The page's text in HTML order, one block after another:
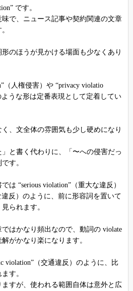
です。
味で、ニュース記事や契約関連の文章
のほうが見かける場面も少なくあり
（人権侵害）や “privacy violatio
うな形は定番表現として定着してい
、文全体の雰囲気も少し硬めになり
と書く代わりに、「〜への侵害だっ
す。
は “serious violation”（重大な違反）
違反）のように、前に形容詞を置いて
られます。
はかなり頻出なので、動詞の violate
がかなり楽になります。
violation”（交通違反）のように、比
す。
すが、使われる範囲自体は意外と広